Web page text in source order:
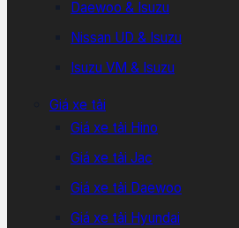
Daewoo & Isuzu
Nissan UD & Isuzu
Isuzu VM & Isuzu
Giá xe tải
Giá xe tải Hino
Giá xe tải Jac
Giá xe tải Daewoo
Giá xe tải Hyundai